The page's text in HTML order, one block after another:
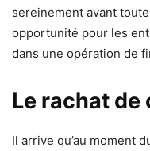
sereinement avant
opportunité pour les
dans une opération de
Le rachat de
Il arrive qu’au moment